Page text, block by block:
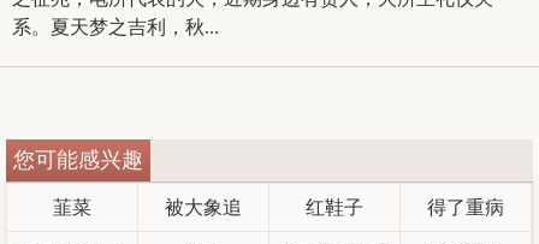
系。夏天梦之吉利，秋...
您可能感兴趣
韮菜 被大象追 红鞋子 得了重病